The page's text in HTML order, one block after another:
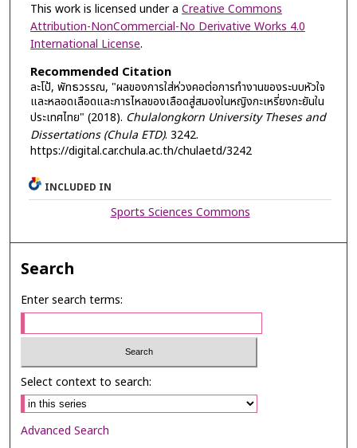
This work is licensed under a Creative Commons
Attribution-NonCommercial-No Derivative Works 4.0
International License.
Recommended Citation
ละโป้, พัทธวรรณ, "ผลของการใส่ห่วงคอต่อการทำงานของระบบหัวใจ
และหลอดเลือดและการไหลของเลือดสู่สมองในหญิงกะเหรี่ยงกะยันใน
ประเทศไทย" (2018). Chulalongkorn University Theses and
Dissertations (Chula ETD). 3242.
https://digital.car.chula.ac.th/chulaetd/3242
INCLUDED IN
Sports Sciences Commons
Search
Enter search terms:
Select context to search:
Advanced Search